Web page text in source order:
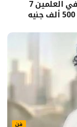
شيرين عبدالوهاب تعود إلى المسرح في العلمين 7
فن